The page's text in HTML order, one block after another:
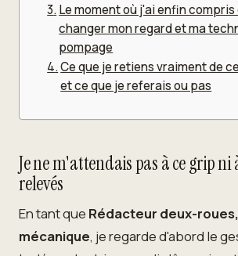
Le moment où j'ai enfin
changer mon regard et ma
pompage
Ce que je retiens vraiment de
et ce que je referais ou pas
Je ne m'attendais pas à ce grip ni
relevés
En tant que Rédacteur deux-
mécanique, je regarde d'abord le